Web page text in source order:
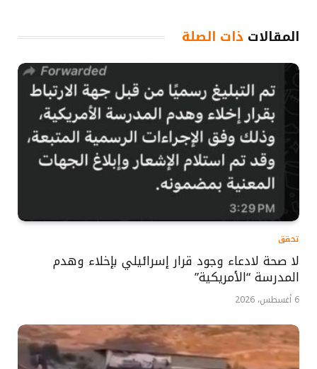
المقالات ذات الصلة
تحقق
لا صحة لادعاء وجود قرار إسرائيلي بإخلاء وهدم
المدرسة “الأمريكية”
6 أغسطس، 2026